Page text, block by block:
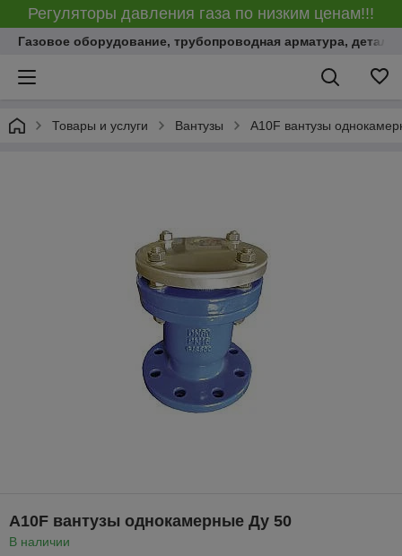
Регуляторы давления газа по низким ценам!!!
Газовое оборудование, трубопроводная арматура,
Товары и услуги Вантузы A10F вантузы
A10F вантузы однокамерные Ду 50
В наличии